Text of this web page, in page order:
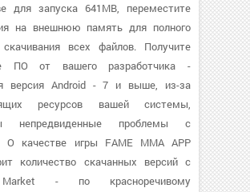
для запуска 641MB, переместите
на внешнюю память для полного
скачивания всех файлов. Получите
ПО от вашего разработчика -
версия Android - 7 и выше, из-за
ресурсов вашей системы,
непредвиденные проблемы с
О качестве игры FAME MMA APP
количество скачанных версий с
- по красноречивому